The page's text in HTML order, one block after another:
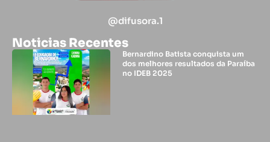
@difusora.1
Noticias Recentes
Bernardino Batista conquista um
dos melhores resultados da Paraíba
no IDEB 2025